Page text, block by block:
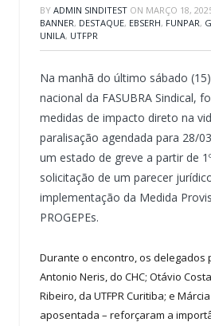
BY ADMIN SINDITEST ON MARÇO 18,
BANNER, DESTAQUE, EBSERH, FUNPAR,
UNILA, UTFPR
Na manhã do último sábado
nacional da FASUBRA Sindical,
medidas de impacto direto na
paralisação agendada para 28/
um estado de greve a partir de
solicitação de um parecer
implementação da Medida
PROGEPEs.
Durante o encontro, os delegados
Antonio Neris, do CHC; Otávio
Ribeiro, da UTFPR Curitiba; e
aposentada – reforçaram a